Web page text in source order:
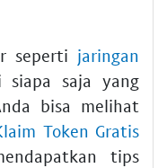
seperti jaringan
siapa saja yang
bisa melihat
Token Gratis
tips